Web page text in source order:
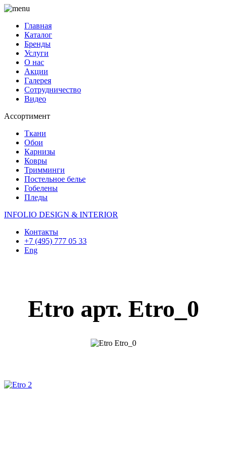
Главная
Каталог
Бренды
Услуги
О нас
Акции
Галерея
Сотрудничество
Видео
Ассортимент
Ткани
Обои
Карнизы
Ковры
Тримминги
Постельное белье
Гобелены
Пледы
INFOLIO DESIGN & INTERIOR
Контакты
+7 (495) 777 05 33
Eng
Etro арт. Etro_0